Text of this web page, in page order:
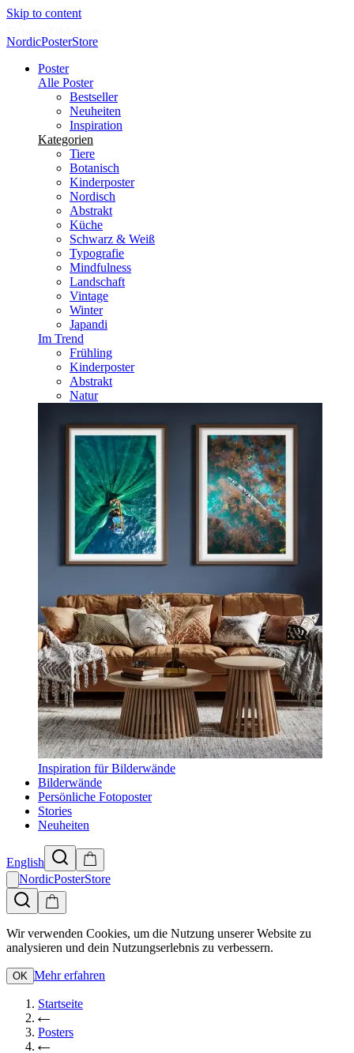
Skip to content
NordicPosterStore
Poster
Alle Poster
Bestseller
Neuheiten
Inspiration
Kategorien
Tiere
Botanisch
Kinderposter
Nordisch
Abstrakt
Küche
Schwarz & Weiß
Typografie
Mindfulness
Landschaft
Vintage
Winter
Japandi
Im Trend
Frühling
Kinderposter
Abstrakt
Natur
Inspiration für Bilderwände
Bilderwände
Persönliche Fotoposter
Stories
Neuheiten
English
NordicPosterStore
Wir verwenden Cookies, um die Nutzung unserer Website zu
analysieren und dein Nutzungserlebnis zu verbessern.
OK Mehr erfahren
Startseite
Posters